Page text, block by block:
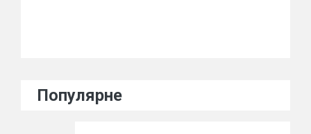
Популярне